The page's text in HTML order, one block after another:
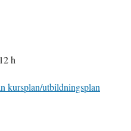
h
kursplan/utbildningsplan